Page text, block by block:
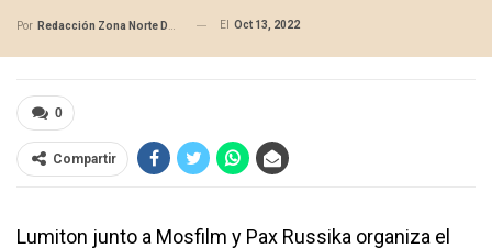
Por Redacción Zona Norte Daily El Oct 13, 2022
0
Compartir
Lumiton junto a Mosfilm y Pax Russika organiza el